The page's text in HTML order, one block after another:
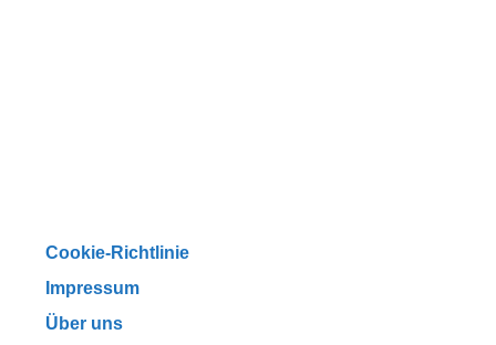
Cookie-Richtlinie
Impressum
Über uns